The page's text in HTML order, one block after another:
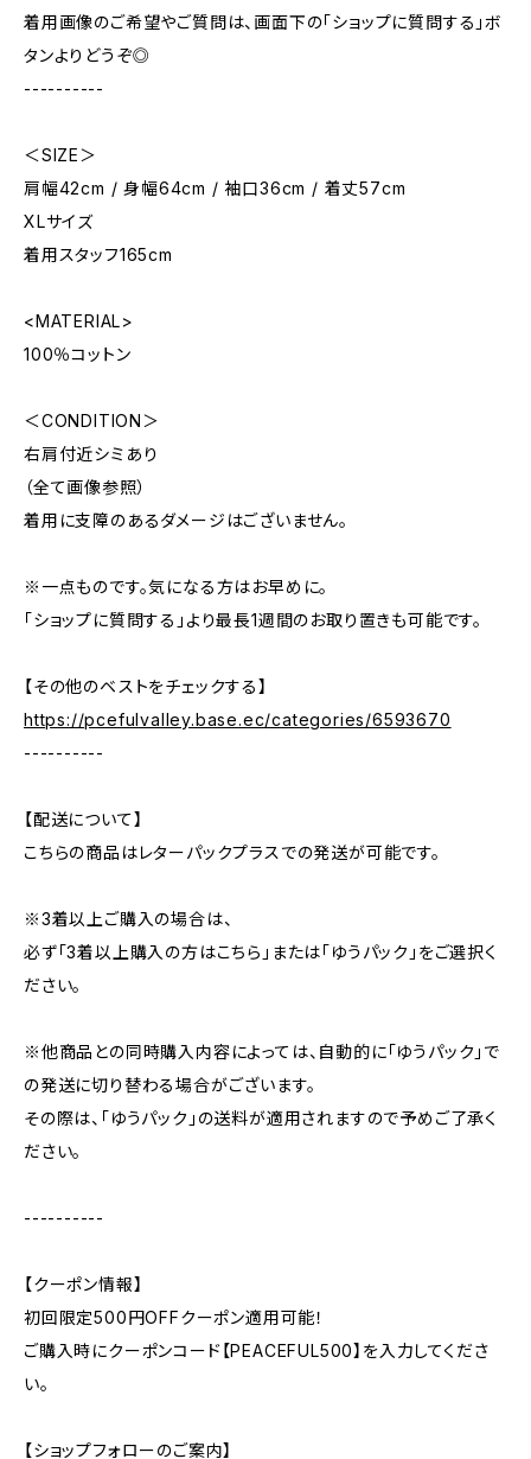
着用画像のご希望やご質問は、画面下の「ショップに質問する」ボ
タンよりどうぞ◎
----------
＜SIZE＞
肩幅42cm / 身幅64cm / 袖口36cm / 着丈57cm
XLサイズ
着用スタッフ165cm
<MATERIAL>
100％コットン
＜CONDITION＞
右肩付近シミあり
（全て画像参照）
着用に支障のあるダメージはございません。
※一点ものです。気になる方はお早めに。
「ショップに質問する」より最長1週間のお取り置きも可能です。
【その他のベストをチェックする】
https://pcefulvalley.base.ec/categories/6593670
----------
【配送について】
こちらの商品はレターパックプラスでの発送が可能です。
※3着以上ご購入の場合は、
必ず「3着以上購入の方はこちら」または「ゆうパック」をご選択く
ださい。
※他商品との同時購入内容によっては、自動的に「ゆうパック」で
の発送に切り替わる場合がございます。
その際は、「ゆうパック」の送料が適用されますので予めご了承く
ださい。
----------
【クーポン情報】
初回限定500円OFFクーポン適用可能！
ご購入時にクーポンコード【PEACEFUL500】を入力してくださ
い。
【ショップフォローのご案内】